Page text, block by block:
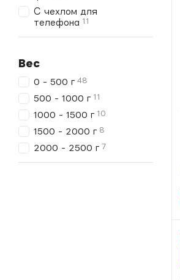
С чехлом для
телефона 11
Вес
0 - 500 г 48
500 - 1000 г 11
1000 - 1500 г 10
1500 - 2000 г 8
2000 - 2500 г 7